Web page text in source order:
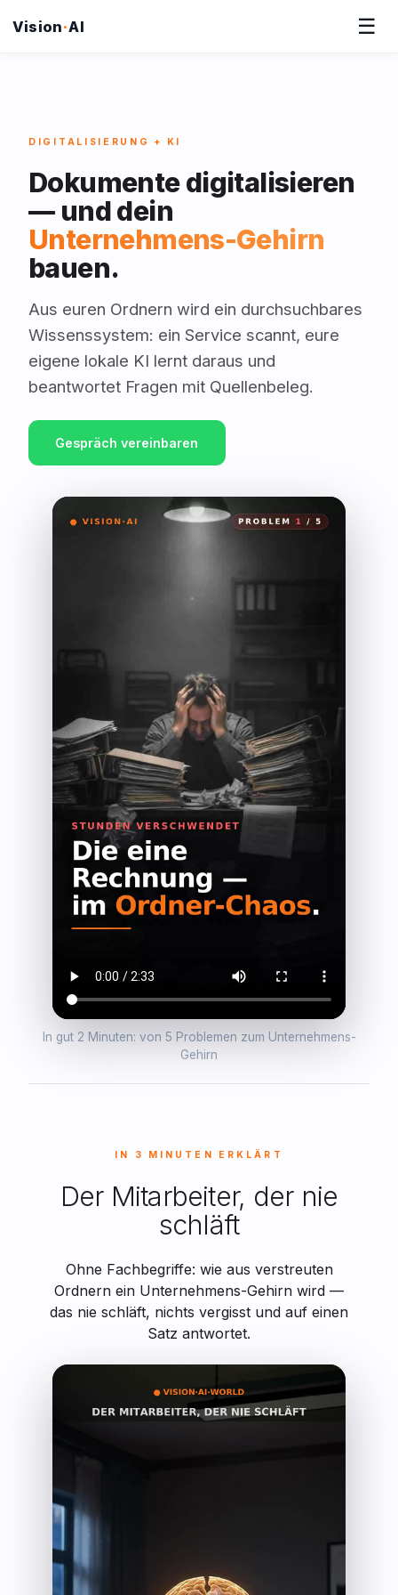
Vision·AI ☰
DIGITALISIERUNG + KI
Dokumente digitalisieren
— und dein
Unternehmens-Gehirn
bauen.
Aus euren Ordnern wird ein durchsuchbares
Wissenssystem: ein Service scannt, eure
eigene lokale KI lernt daraus und
beantwortet Fragen mit Quellenbeleg.
Gespräch vereinbaren
In gut 2 Minuten: von 5 Problemen zum Unternehmens-
Gehirn
IN 3 MINUTEN ERKLÄRT
Der Mitarbeiter, der nie
schläft
Ohne Fachbegriffe: wie aus verstreuten
Ordnern ein Unternehmens-Gehirn wird —
das nie schläft, nichts vergisst und auf einen
Satz antwortet.